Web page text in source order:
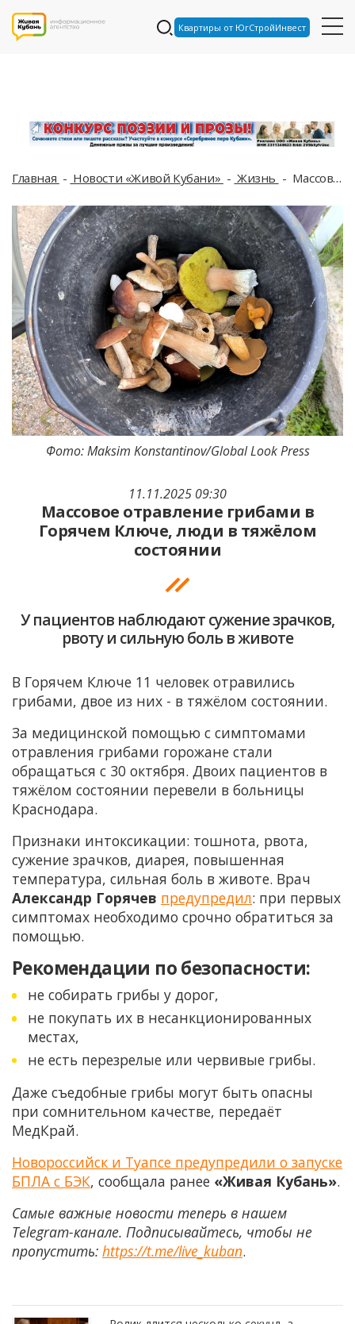
Квартиры от ЮгСтройИнвест
Главная Новости «Живой Кубани» Жизнь Массовое отравление грибами в Горячем Ключе, люди в тяжёлом состоянии
11.11.2025 09:30
Массовое отравление грибами в
Горячем Ключе, люди в тяжёлом
состоянии
У пациентов наблюдают сужение зрачков,
рвоту и сильную боль в животе
Фото: Maksim Konstantinov/Global Look Press
В Горячем Ключе 11 человек отравились
грибами, двое из них - в тяжёлом состоянии.
За медицинской помощью с симптомами
отравления грибами горожане стали
обращаться с 30 октября. Двоих пациентов в
тяжёлом состоянии перевели в больницы
Краснодара.
Признаки интоксикации: тошнота, рвота,
сужение зрачков, диарея, повышенная
температура, сильная боль в животе. Врач
Александр Горячев предупредил: при первых
симптомах необходимо срочно обратиться за
помощью.
Рекомендации по безопасности:
не собирать грибы у дорог,
не покупать их в несанкционированных
местах,
не есть перезрелые или червивые грибы.
Даже съедобные грибы могут быть опасны
при сомнительном качестве, передаёт
МедКрай.
Новороссийск и Туапсе предупредили о запуске
БПЛА с БЭК, сообщала ранее «Живая Кубань».
Самые важные новости теперь в нашем
Telegram-канале. Подписывайтесь, чтобы не
пропустить: https://t.me/live_kuban.